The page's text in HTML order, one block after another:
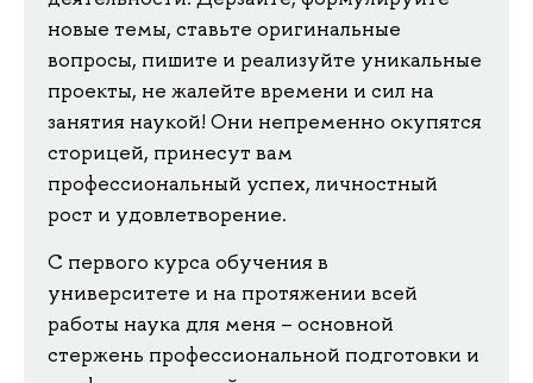
новые темы, ставьте оригинальные
вопросы, пишите и реализуйте уникальные
проекты, не жалейте времени и сил на
занятия наукой! Они непременно окупятся
сторицей, принесут вам
профессиональный успех, личностный
рост и удовлетворение.
С первого курса обучения в
университете и на протяжении всей
работы наука для меня – основной
стержень профессиональной подготовки и